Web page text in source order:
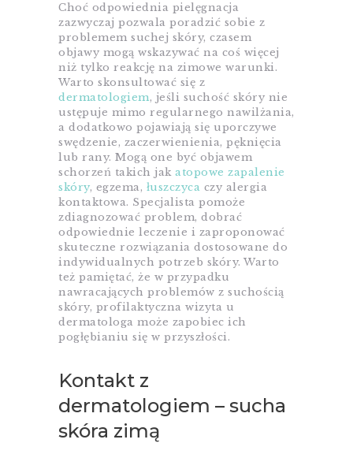
Choć odpowiednia pielęgnacja
zazwyczaj pozwala poradzić sobie z
problemem suchej skóry, czasem
objawy mogą wskazywać na coś więcej
niż tylko reakcję na zimowe warunki.
Warto skonsultować się z
dermatologiem, jeśli suchość skóry nie
ustępuje mimo regularnego nawilżania,
a dodatkowo pojawiają się uporczywe
swędzenie, zaczerwienienia, pęknięcia
lub rany. Mogą one być objawem
schorzeń takich jak atopowe zapalenie
skóry, egzema, łuszczyca czy alergia
kontaktowa. Specjalista pomoże
zdiagnozować problem, dobrać
odpowiednie leczenie i zaproponować
skuteczne rozwiązania dostosowane do
indywidualnych potrzeb skóry. Warto
też pamiętać, że w przypadku
nawracających problemów z suchością
skóry, profilaktyczna wizyta u
dermatologa może zapobiec ich
pogłębianiu się w przyszłości.
Kontakt z
dermatologiem – sucha
skóra zimą